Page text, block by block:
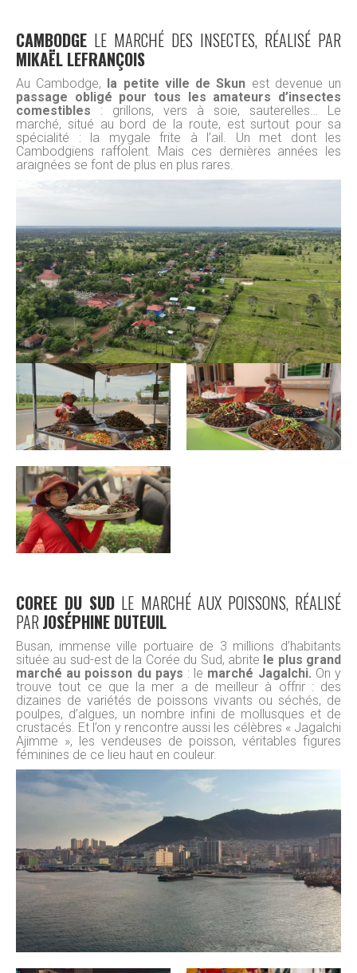
CAMBODGE LE MARCHÉ DES INSECTES, RÉALISÉ PAR
MIKAËL LEFRANÇOIS
Au Cambodge, la petite ville de Skun est devenue un
passage obligé pour tous les amateurs d’insectes
comestibles : grillons, vers à soie, sauterelles… Le
marché, situé au bord de la route, est surtout pour sa
spécialité : la mygale frite à l’ail. Un met dont les
Cambodgiens raffolent. Mais ces dernières années les
araignées se font de plus en plus rares.
COREE DU SUD LE MARCHÉ AUX POISSONS, RÉALISÉ
PARJOSÉPHINE DUTEUIL
Busan, immense ville portuaire de 3 millions d’habitants
située au sud-est de la Corée du Sud, abrite le plus grand
marché au poisson du pays : le marché Jagalchi. On y
trouve tout ce que la mer a de meilleur à offrir : des
dizaines de variétés de poissons vivants ou séchés, de
poulpes, d’algues, un nombre infini de mollusques et de
crustacés. Et l’on y rencontre aussi les célèbres « Jagalchi
Ajimme », les vendeuses de poisson, véritables figures
féminines de ce lieu haut en couleur.